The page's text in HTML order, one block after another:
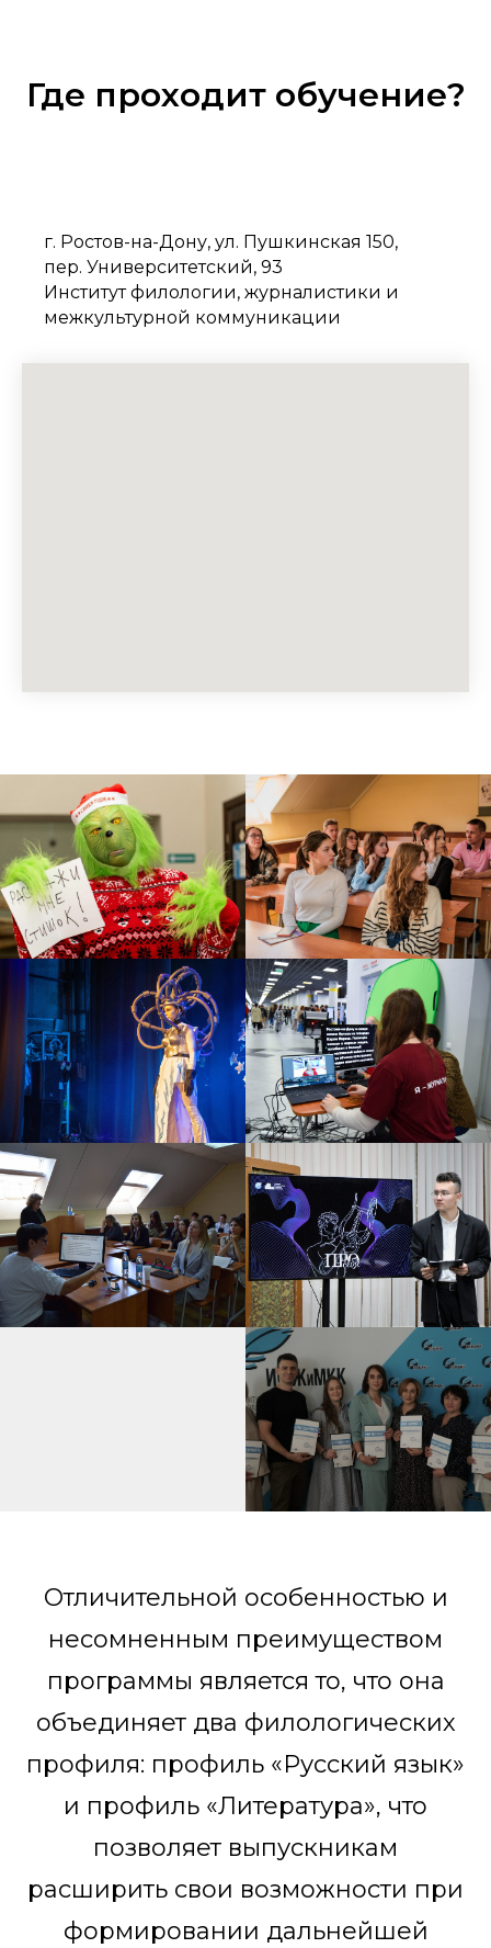
Где проходит обучение?
г. Ростов-на-Дону, ул. Пушкинская 150,
пер. Университетский, 93
Институт филологии, журналистики и
межкультурной коммуникации
Отличительной особенностью и
несомненным преимуществом
программы является то, что она
объединяет два филологических
профиля: профиль «Русский язык»
и профиль «Литература», что
позволяет выпускникам
расширить свои возможности при
формировании дальнейшей